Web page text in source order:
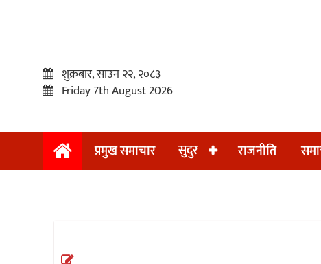
प्रमुख
शुक्रबार, साउन २२, २०८३
Friday 7th August 2026
प्रमुख समाचार सुदुर राजनीति